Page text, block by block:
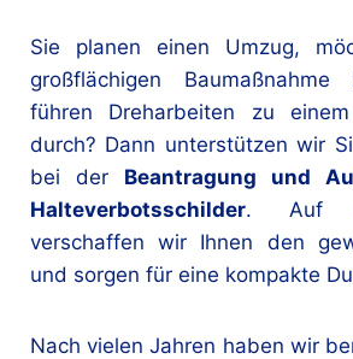
Sie planen einen Umzug,
großflächigen
führen Dreharbeiten zu
durch? Dann unterstützen wir
bei der Beantragung und
Halteverbotsschilder. Auf
verschaffen wir Ihnen den
und sorgen für eine kompakte
Nach vielen Jahren haben wir